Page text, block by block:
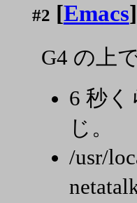
#2 [Emacs
G4 の上
6 秒
じ。
/usr/